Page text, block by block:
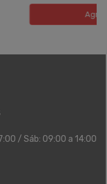
/ Sáb: 09:00 a 14:00